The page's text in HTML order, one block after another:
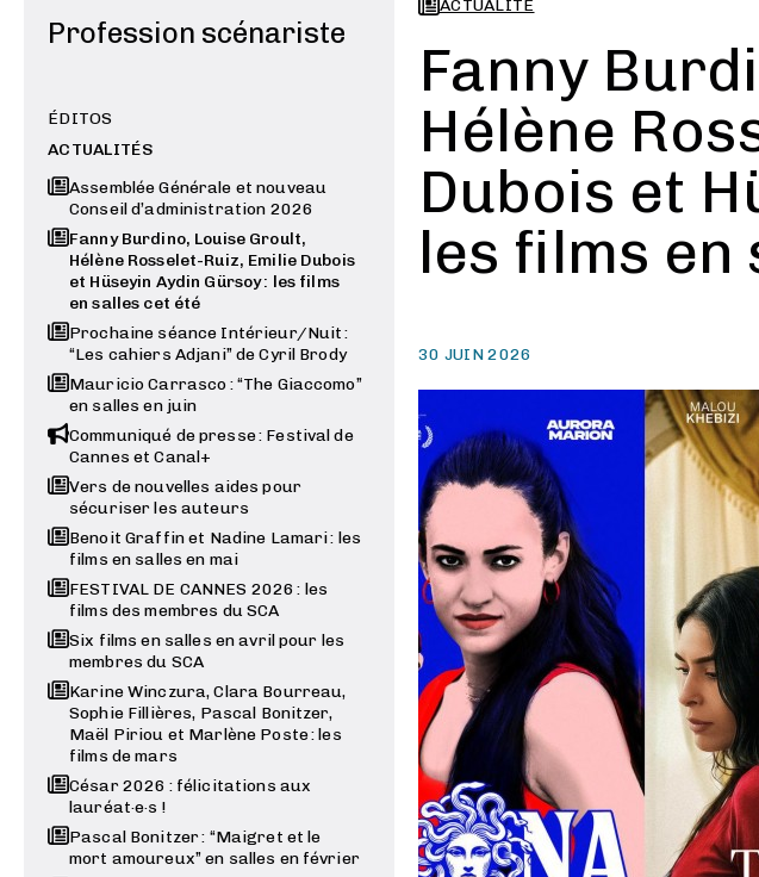
Profession scénariste
ÉDITOS
ACTUALITÉS
Assemblée Générale et nouveau
Conseil d’administration 2026
Fanny Burdino, Louise Groult,
Hélène Rosselet-Ruiz, Emilie Dubois
et Hüseyin Aydin Gürsoy : les films
en salles cet été
Prochaine séance Intérieur/Nuit :
“Les cahiers Adjani” de Cyril Brody
Mauricio Carrasco : “The Giaccomo”
en salles en juin
Communiqué de presse : Festival de
Cannes et Canal+
Vers de nouvelles aides pour
sécuriser les auteurs
Benoit Graffin et Nadine Lamari : les
films en salles en mai
FESTIVAL DE CANNES 2026 : les
films des membres du SCA
Six films en salles en avril pour les
membres du SCA
Karine Winczura, Clara Bourreau,
Sophie Fillières, Pascal Bonitzer,
Maël Piriou et Marlène Poste : les
films de mars
César 2026 : félicitations aux
lauréat·e·s !
Pascal Bonitzer : “Maigret et le
mort amoureux” en salles en février
ACTUALITÉ
Fanny
Hélène
Dubois et
les films en
30 JUIN 2026